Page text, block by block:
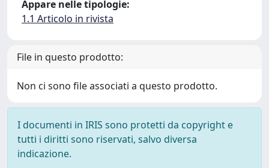
Appare nelle tipologie:
1.1 Articolo in rivista
File in questo prodotto:
Non ci sono file associati a questo prodotto.
I documenti in IRIS sono protetti da copyright e
tutti i diritti sono riservati, salvo diversa
indicazione.